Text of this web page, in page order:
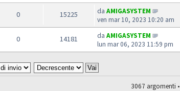
0 15225 da AMIGASYSTEM
ven mar 10, 2023 10:20 am
0 14181 da AMIGASYSTEM
lun mar 06, 2023 11:59 pm
3067 argomenti •